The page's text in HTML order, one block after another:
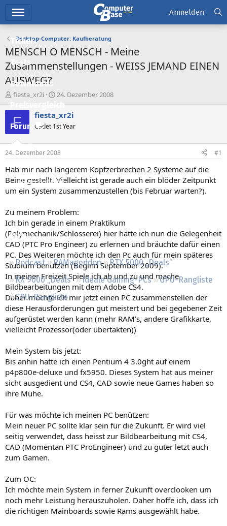
Ticker
Tests
Downloads
Preisvergleich
Forum
Aktuelles
Neue Beiträge
Leserartikel
Regeln
Podcast RAMageddon
RTX 5000 „Deals“
RX 9000 „Deals“
Ideale Gaming-PCs
GPU-Rangliste
CPU-Rangliste
Anmelden
Desktop-Computer: Kaufberatung
MENSCH O MENSCH - Meine
Zusammenstellungen - WEISS JEMAND EINEN
AUSWEG?
E
r
s
t
e
e
r
fiesta_xr2i
E
r
s
t
e
l
t
a
m
24. Dezember 2008
F fiesta_xr2i
Cadet 1st Year
24. Dezember 2008 #1
Hab mir nach längerem Kopfzerbrechen 2 Systeme auf die
Beine gestellt. Vielleicht ist gerade auch ein blöder Zeitpunkt
um ein System zusammenzustellen (bis Februar warten?).
Zu meinem Problem:
Ich bin gerade in einem Praktikum
(Polymechanik/Schlosserei) hier hätte ich nun die Gelegenheit
CAD (PTC Pro Engineer) zu erlernen und bräuchte dafür einen
PC. Des Weiteren möchte ich den Pc auch für mein späteres
Studium benützen (Beginn September 2009).
In meiner Freizeit Spiele ich ab und zu und mache
Bildbearbeitungen mit dem Adobe CS4.
Daher möchte ich mir jetzt einen PC zusammenstellen der
diese Herausforderungen gut meistert und bei gegebener Zeit
aufgerüstet werden kann (mehr RAM's, andere Grafikkarte,
vielleicht Prozessor(oder übertakten))
Mein System bis jetzt:
Bis anhin hatte ich einen Pentium 4 3.0ght auf einem
p4p800e-deluxe und fx5950. Dieses System hat aus meiner
sicht ausgedient und CS4, CAD sowie neue Games haben so
ihre Mühe.
Für was möchte ich meinen PC benützen:
Mein neuer PC sollte klar sein für die Zukunft. Er wird viel
seitig verwendet, dass heisst zur Bildbearbeitung mit CS4,
CAD (Momentan PTC ProEngineer) und zu guter letzt auch
zum Gamen.
Zum OC:
Ich möchte mein System in ferner Zukunft overclooken um
noch mehr Leistung herauszuholen. Daher hoffe ich, dass ich
die richtigen Mainboards sowie Rams ausgewählt habe.